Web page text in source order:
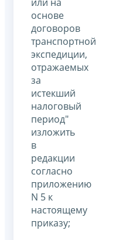
основе
договоров
транспортной
экспедиции,
отражаемых
за
истекший
налоговый
период"
изложить
в
редакции
согласно
приложению
N 5 к
настоящему
приказу;